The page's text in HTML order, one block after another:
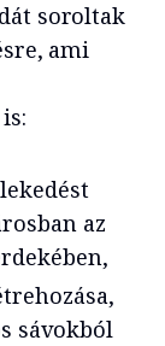
soroltak
ami
az
sávokból